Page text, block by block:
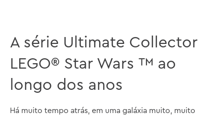
A série Ultimate Collector
LEGO® Star Wars ™ ao
longo dos anos
Há muito tempo atrás, em uma galáxia muito, muito